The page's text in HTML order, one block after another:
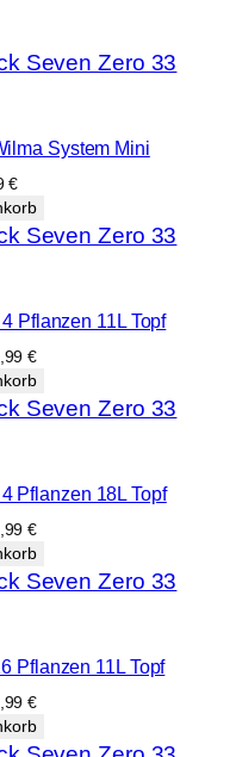
System Mini
€
€Aktueller
Preis
ist:
1,59 €.
Pflanzen 11L Topf
€
€Aktueller
Preis
ist:
159,99 €.
Pflanzen 18L Topf
€
€Aktueller
Preis
ist:
159,99 €.
Pflanzen 11L Topf
€Aktueller
Preis
ist: